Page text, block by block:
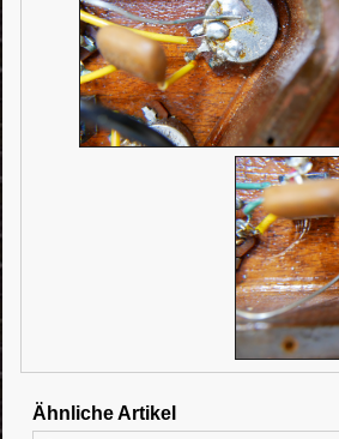
Ähnliche Artikel